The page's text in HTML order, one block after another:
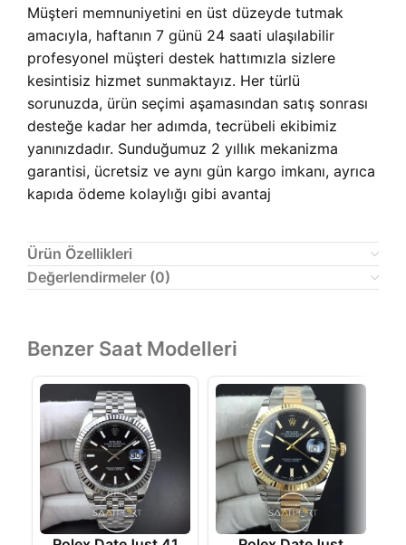
Müşteri memnuniyetini en üst düzeyde tutmak
amacıyla, haftanın 7 günü 24 saati ulaşılabilir
profesyonel müşteri destek hattımızla sizlere
kesintisiz hizmet sunmaktayız. Her türlü
sorunuzda, ürün seçimi aşamasından satış sonrası
desteğe kadar her adımda, tecrübeli ekibimiz
yanınızdadır. Sunduğumuz 2 yıllık mekanizma
garantisi, ücretsiz ve aynı gün kargo imkanı, ayrıca
kapıda ödeme kolaylığı gibi avantaj
Ürün Özellikleri
Değerlendirmeler (0)
Benzer Saat Modelleri